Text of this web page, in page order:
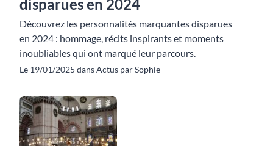
disparues en 2024
Découvrez les personnalités marquantes disparues
en 2024 : hommage, récits inspirants et moments
inoubliables qui ont marqué leur parcours.
Le 19/01/2025 dans Actus par Sophie